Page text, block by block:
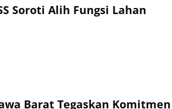
Soroti Alih Fungsi Lahan
Barat Tegaskan Komitmen